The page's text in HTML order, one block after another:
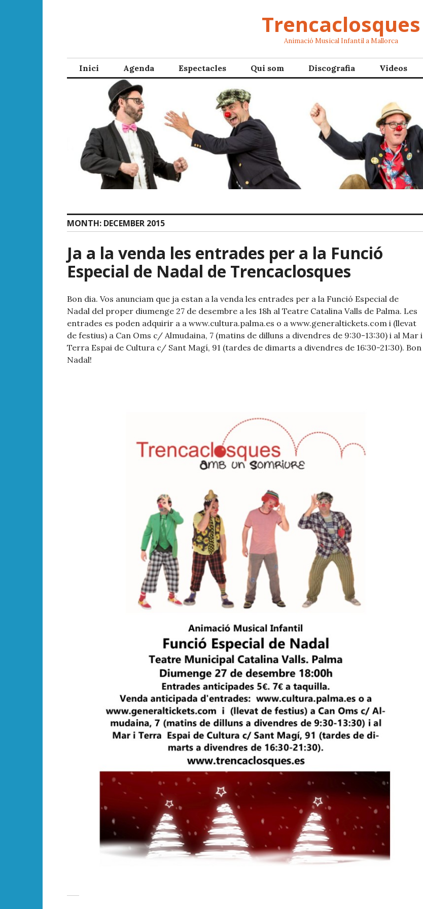
Trencaclosques
Animació Musical Infantil a Mallorca
Inici Agenda Espectacles Qui som Discografia Videos
MONTH: DECEMBER 2015
Ja a la venda les entrades per a la Funció
Especial de Nadal de Trencaclosques
Bon dia. Vos anunciam que ja estan a la venda les entrades per a la Funció Especial de
Nadal del proper diumenge 27 de desembre a les 18h al Teatre Catalina Valls de Palma. Les
entrades es poden adquirir a a www.cultura.palma.es o a www.generaltickets.com i (llevat
de festius) a Can Oms c/ Almudaina, 7 (matins de dilluns a divendres de 9:30-13:30) i al Mar i
Terra Espai de Cultura c/ Sant Magí, 91 (tardes de dimarts a divendres de 16:30-21:30). Bon
Nadal!